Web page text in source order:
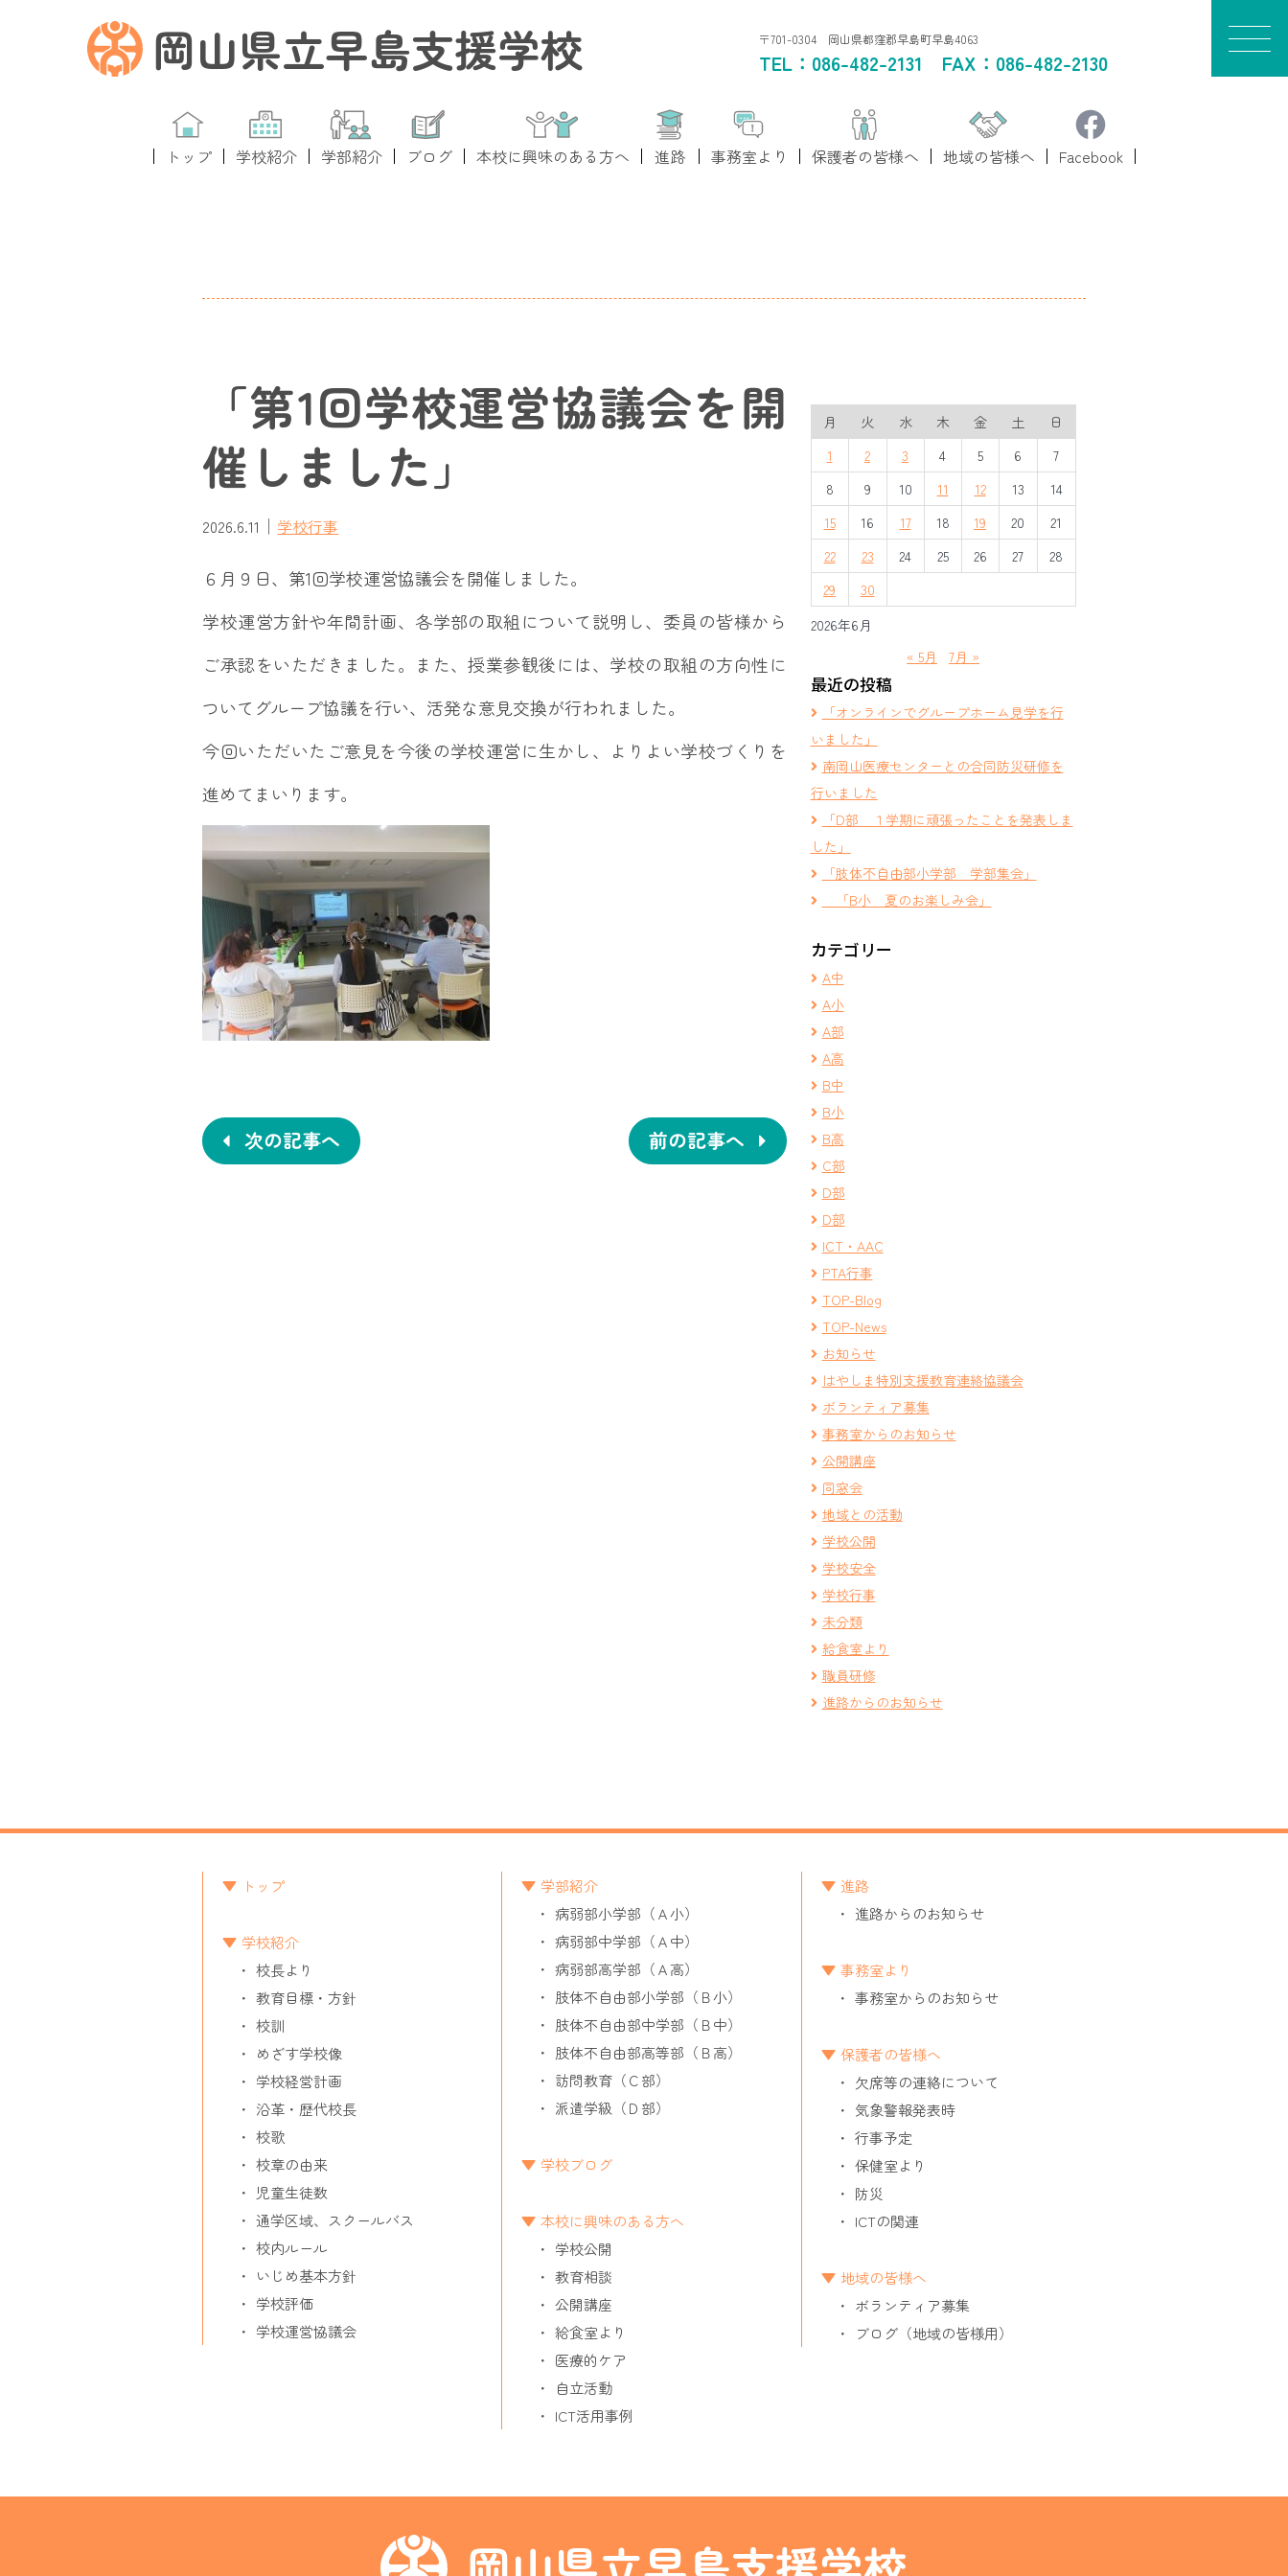
岡山県立早島支援学校 〒701-0304 岡山県都窪郡早島町早島4063
TEL： 086-482-2131 FAX：086-482-2130
トップ 学校紹介 学部紹介 ブログ 本校に興味のある方へ 進路 事務室より 保護者の皆様へ 地域の皆様へ Facebook
「第1回学校運営協議会を開
催しました」
2026.6.11 ｜ 学校行事
６月９日、第1回学校運営協議会を開催しました。
学校運営方針や年間計画、各学部の取組について説明し、委員の皆様から
ご承認をいただきました。また、授業参観後には、学校の取組の方向性に
ついてグループ協議を行い、活発な意見交換が行われました。
今回いただいたご意見を今後の学校運営に生かし、よりよい学校づくりを
進めてまいります。
稿
ナ 前の記事へ
次の記事へ
2026年6月
月 火 水 木 金 土
日
1
2 3 4 5 6
7
8
9 10 11 12 13
14
15
16 17 18 19 20
21
22
23 24 25 26 27
28
29
30
« 5月 7月 »
最近の投稿
「オンラインでグループホーム見学を行
いました」
南岡山医療センターとの合同防災研修を
行いました
「D部 １学期に頑張ったことを発表しま
した」
「肢体不自由部小学部 学部集会」
「B小 夏のお楽しみ会」
カテゴリー
A中
A小
A部
A高
B中
B小
B高
C部
D部
D部
ICT・AAC
PTA行事
TOP-Blog
TOP-News
お知らせ
はやしま特別支援教育連絡協議会
ボランティア募集
事務室からのお知らせ
公開講座
同窓会
地域との活動
学校公開
学校安全
学校行事
未分類
給食室より
職員研修
進路からのお知らせ
トップ
学校紹介
校長より
教育目標・方針
校訓
めざす学校像
学校経営計画
沿革・歴代校長
校歌
校章の由来
児童生徒数
通学区域、スクールバス
校内ルール
いじめ基本方針
学校評価
学校運営協議会
学部紹介
病弱部小学部（Ａ小）
病弱部中学部（Ａ中）
病弱部高学部（Ａ高）
肢体不自由部小学部（Ｂ小）
肢体不自由部中学部（Ｂ中）
肢体不自由部高等部（Ｂ高）
訪問教育（Ｃ部）
派遣学級（Ｄ部）
学校ブログ
本校に興味のある方へ
学校公開
教育相談
公開講座
給食室より
医療的ケア
自立活動
ICT活用事例
進路
進路からのお知らせ
事務室より
事務室からのお知らせ
保護者の皆様へ
欠席等の連絡について
気象警報発表時
行事予定
保健室より
防災
ICTの関連
地域の皆様へ
ボランティア募集
ブログ（地域の皆様用）